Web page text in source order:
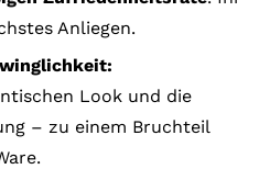
Anliegen.
Look und die
– zu einem Bruchteil